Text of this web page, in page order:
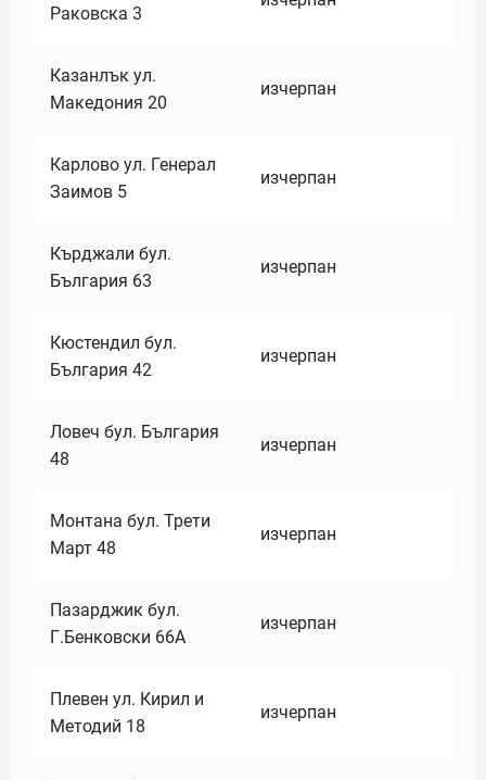
Раковска 3
Казанлък ул.
Македония 20
изчерпан
Карлово ул. Генерал
Заимов 5
изчерпан
Кърджали бул.
България 63
изчерпан
Кюстендил бул.
България 42
изчерпан
Ловеч бул. България
48
изчерпан
Монтана бул. Трети
Март 48
изчерпан
Пазарджик бул.
Г.Бенковски 66А
изчерпан
Плевен ул. Кирил и
Методий 18
изчерпан